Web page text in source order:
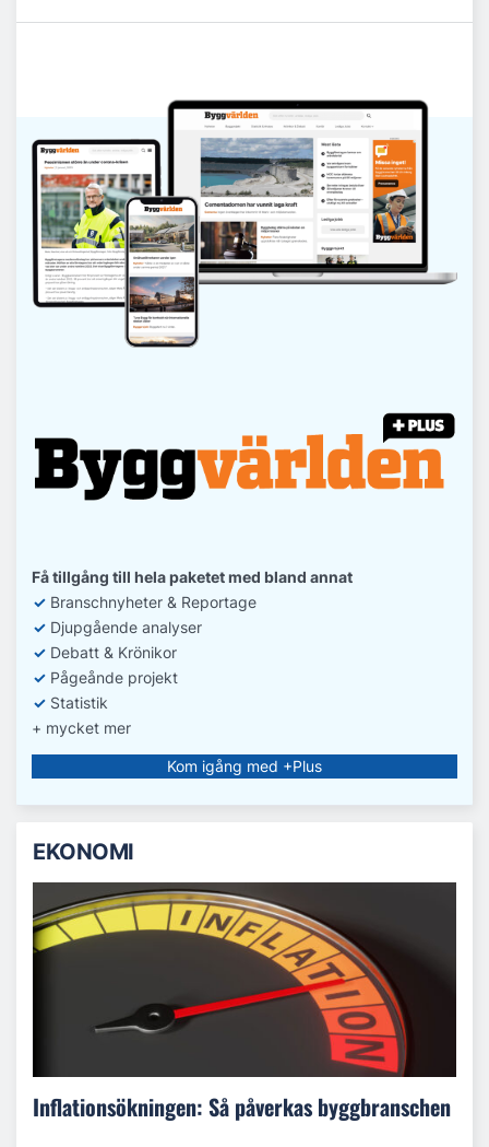
Få tillgång till hela paketet med bland annat
✓ Branschnyheter & Reportage
✓ Djupgående analyser
✓ Debatt & Krönikor
✓ Pågeånde projekt
✓ Statistik
+ mycket mer
Kom igång med +Plus
EKONOMI
Inflationsökningen: Så påverkas byggbranschen